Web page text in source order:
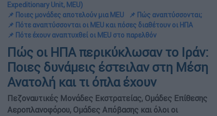
Expeditionary Unit, MEU)
📌 Ποιες μονάδες αποτελούν μια MEU
📌 Πώς αναπτύσσονται;
📌 Πότε αναπτύσσονται οι MEU και πόσες διαθέτουν οι ΗΠΑ
📌 Πότε έχουν αναπτυχθεί οι MEU στο παρελθόν
Πώς οι ΗΠΑ περικύκλωσαν το Ιράν:
Ποιες δυνάμεις έστειλαν στη Μέση
Ανατολή και τι όπλα έχουν
Πεζοναυτικές Μονάδες Εκστρατείας, Ομάδες Επίθεσης
Αεροπλανοφόρου, Ομάδες Απόβασης και όλοι οι